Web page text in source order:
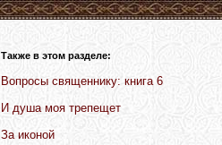
Также в этом разделе:
Вопросы священнику: книга 6
И душа моя трепещет
За иконой